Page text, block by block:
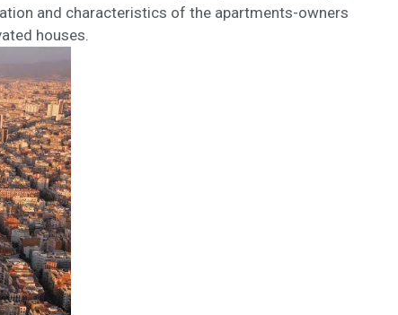
and characteristics of the apartments-owners
houses.